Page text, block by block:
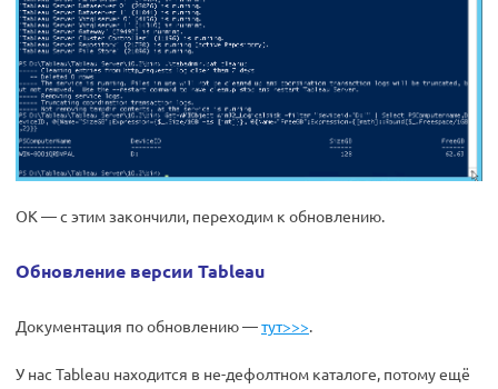
OK — с этим закончили, переходим к обновлению.
Обновление версии Tableau
Документация по обновлению —тут>>>.
У нас Tableau находится в не-дефолтном каталоге, потому ещё